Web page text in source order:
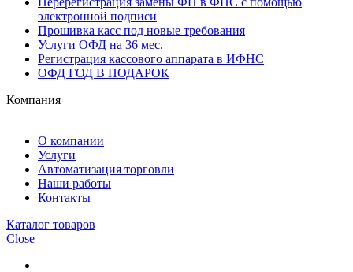
электронной подписи
Прошивка касс под новые требования
Услуги ОФД на 36 мес.
Регистрация кассового аппарата в ИФНС
ОФД ГОД В ПОДАРОК
Компания
О компании
Услуги
Автоматизация торговли
Наши работы
Контакты
Каталог товаров
Close